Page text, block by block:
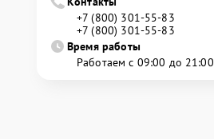
+7 (800) 301-55-83
+7 (800) 301-55-83
Время работы
Работаем с 09:00 до 21:00